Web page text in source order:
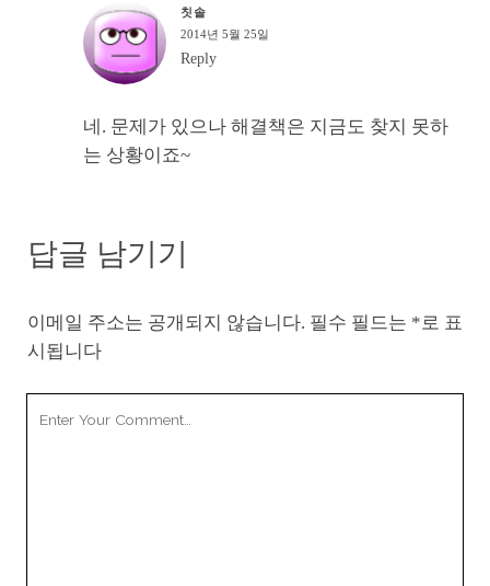
칫솔
2014년 5월 25일
Reply
네. 문제가 있으나 해결책은 지금도 찾지 못하
는 상황이죠~
답글 남기기
이메일 주소는 공개되지 않습니다. 필수 필드는 *로 표
시됩니다